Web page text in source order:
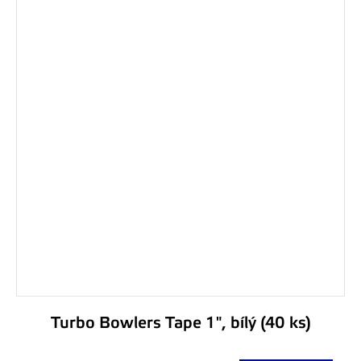
Turbo Bowlers Tape 1", bílý (40 ks)